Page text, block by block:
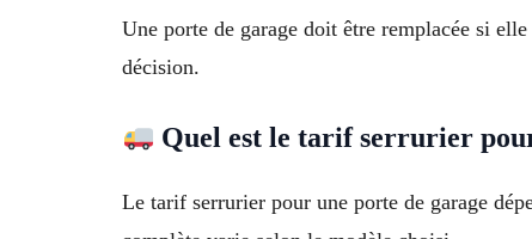
Une porte de garage doit être remplacée si
décision.
Quel est le tarif serrurier
Le tarif serrurier pour une porte de garage